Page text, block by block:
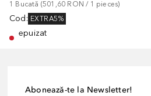
1 Bucată (501,60 RON / 1 pieces)
Cod: EXTRA5%
epuizat
Abonează-te la Newsletter!